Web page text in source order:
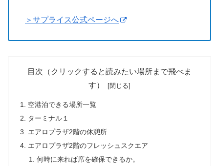
＞サプライス公式ページへ
目次（クリックすると読みたい場所まで飛べま
す）
空港泊できる場所一覧
ターミナル１
エアロプラザ2階の休憩所
エアロプラザ2階のフレッシュスクエア
何時に来れば席を確保できるか。